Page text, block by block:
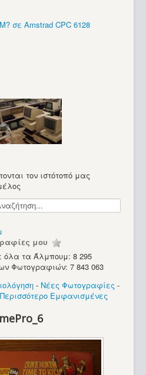
σε Amstrad CPC 6128
τον ιστότοπό μας
μου
όλα τα Άλμπουμ: 8 295
Φωτογραφιών: 7 843 063
- Νέες Φωτογραφίες -
Περισσότερο Εμφανισμένες